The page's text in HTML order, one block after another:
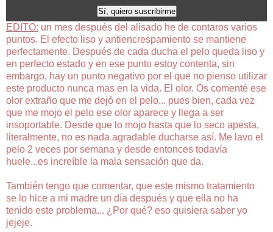
EDITO: un mes después del alisado he de contaros varios
puntos. El efecto liso y antiencrespamiento se mantiene
perfectamente. Después de cada ducha el pelo queda liso y
en perfecto estado y en ese punto estoy contenta, sin
embargo, hay un punto negativo por el que no pienso utilizar
este producto nunca mas en la vida. El olor. Os comenté ese
olor extraño que me dejó en el pelo... pues bien, cada vez
que me mojo el pelo ese olor aparece y llega a ser
insoportable. Desde que lo mojo hasta que lo seco apesta,
literalmente, no es nada agradable ducharse así. Me lavo el
pelo 2 veces por semana y desde entonces todavía
huele...es increíble la mala sensación que da.
También tengo que comentar, que este mismo tratamiento
se lo hice a mi madre un día después y que ella no ha
tenido este problema... ¿Por qué? eso quisiera saber yo
jejeje.